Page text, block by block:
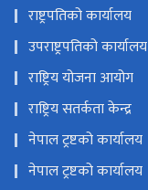
राष्ट्रपतिको कार्यालय
उपराष्ट्रपतिको कार्यालय
राष्ट्रिय योजना आयोग
राष्ट्रिय सतर्कता केन्द्र
नेपाल ट्रष्टको कार्यालय
नेपाल ट्रष्टको कार्यालय